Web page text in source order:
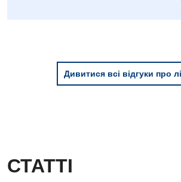
Оториноларингологія
Дивитися всі відгуки про
СТАТТІ